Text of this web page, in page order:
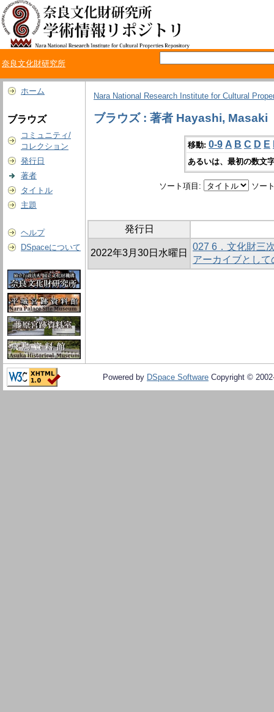
奈良文化財研究所
ホーム
ブラウズ
コミュニティ/
コレクション
発行日
著者
タイトル
主題
ヘルプ
DSpaceについて
Nara National Research Institute for Cultural
ブラウズ : 著者 Hayashi, Masaki
移動: 0-9 A B C D E
あるいは、最初の数文
ソート項目: ソー
発行日
2022年3月30日水曜日
027 6．文化財三
アーカイブとし
Powered by DSpace Software Copyright ©